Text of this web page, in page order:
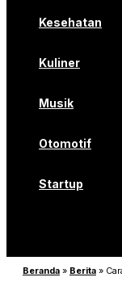
Kesehatan
Kuliner
Musik
Otomotif
Startup
Beranda » Berita »